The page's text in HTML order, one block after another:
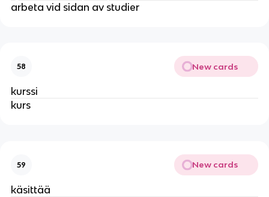
arbeta vid sidan av studier
58 New cards
kurssi
kurs
59 New cards
käsittää